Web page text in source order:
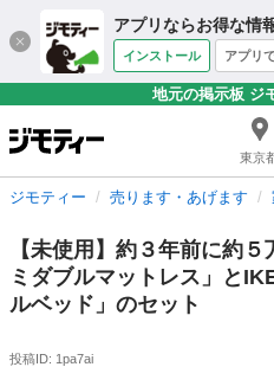
アプリならお得な情
インストール アプリ
地元の掲示板 ジ
東京
ジモティー 売ります・あげます
【未使用】約３年前に約
ミダブルマットレス」と
ルベッド」のセット
投稿ID: 1pa7ai